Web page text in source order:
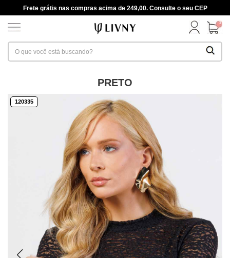
Frete grátis nas compras acima de 249,00. Consulte o seu CEP
0
PRETO
120335